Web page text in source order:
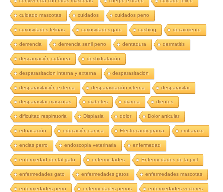
cuidado mascotas cuidados cuidados perro
curiosidades felinas curiosidades gato cushing decaimiento
demencia demencia senil perro dentadura dermatitis
descamación cutánea deshidratación
desparasitacion interna y externa desparasitación
desparasitación externa desparasitación interna desparasitar
desparasitar mascotas diabetes diarrea dientes
dificultad respiratoria Displasia dolor Dolor articular
eduacación educación canina Electrocardiograma embarazo
encias perro endoscopia veterinaria enfermedad
enfermedad dental gato enfermedades Enfermedades de la piel
enfermedades gato enfermedades gatos enfermedades mascotas
enfermedades perro enfermedades perros enfermedades vectores